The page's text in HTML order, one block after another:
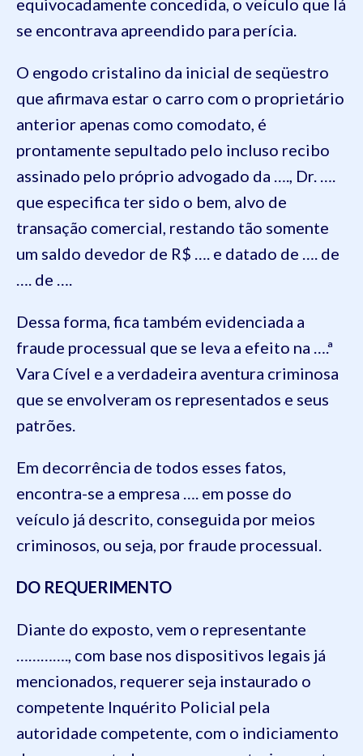
equivocadamente concedida, o veículo que lá
se encontrava apreendido para perícia.
O engodo cristalino da inicial de seqüestro
que afirmava estar o carro com o proprietário
anterior apenas como comodato, é
prontamente sepultado pelo incluso recibo
assinado pelo próprio advogado da …., Dr. ….
que especifica ter sido o bem, alvo de
transação comercial, restando tão somente
um saldo devedor de R$ …. e datado de …. de
…. de ….
Dessa forma, fica também evidenciada a
fraude processual que se leva a efeito na ….ª
Vara Cível e a verdadeira aventura criminosa
que se envolveram os representados e seus
patrões.
Em decorrência de todos esses fatos,
encontra-se a empresa …. em posse do
veículo já descrito, conseguida por meios
criminosos, ou seja, por fraude processual.
DO REQUERIMENTO
Diante do exposto, vem o representante
…………., com base nos dispositivos legais já
mencionados, requerer seja instaurado o
competente Inquérito Policial pela
autoridade competente, com o indiciamento